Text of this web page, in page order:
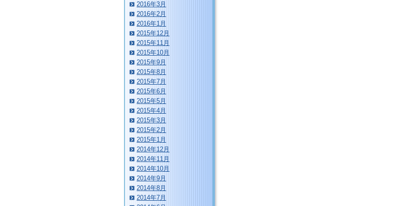
2016年3月
2016年2月
2016年1月
2015年12月
2015年11月
2015年10月
2015年9月
2015年8月
2015年7月
2015年6月
2015年5月
2015年4月
2015年3月
2015年2月
2015年1月
2014年12月
2014年11月
2014年10月
2014年9月
2014年8月
2014年7月